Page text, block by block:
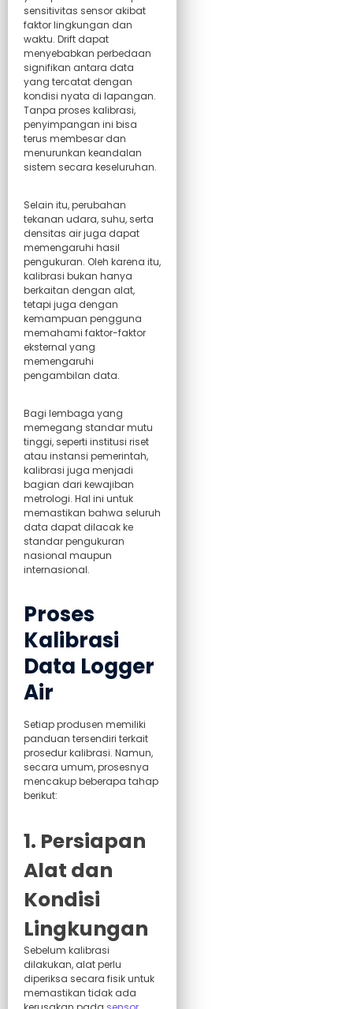
sensitivitas sensor akibat
faktor lingkungan dan
waktu. Drift dapat
menyebabkan perbedaan
signifikan antara data
yang tercatat dengan
kondisi nyata di lapangan.
Tanpa proses kalibrasi,
penyimpangan ini bisa
terus membesar dan
menurunkan keandalan
sistem secara keseluruhan.
Selain itu, perubahan
tekanan udara, suhu, serta
densitas air juga dapat
memengaruhi hasil
pengukuran. Oleh karena itu,
kalibrasi bukan hanya
berkaitan dengan alat,
tetapi juga dengan
kemampuan pengguna
memahami faktor-faktor
eksternal yang
memengaruhi
pengambilan data.
Bagi lembaga yang
memegang standar mutu
tinggi, seperti institusi riset
atau instansi pemerintah,
kalibrasi juga menjadi
bagian dari kewajiban
metrologi. Hal ini untuk
memastikan bahwa seluruh
data dapat dilacak ke
standar pengukuran
nasional maupun
internasional.
Proses
Kalibrasi
Data Logger
Air
Setiap produsen memiliki
panduan tersendiri terkait
prosedur kalibrasi. Namun,
secara umum, prosesnya
mencakup beberapa tahap
berikut:
1. Persiapan
Alat dan
Kondisi
Lingkungan
Sebelum kalibrasi
dilakukan, alat perlu
diperiksa secara fisik untuk
memastikan tidak ada